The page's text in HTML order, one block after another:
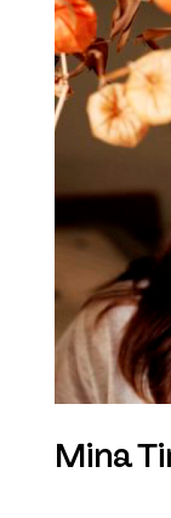
Mina